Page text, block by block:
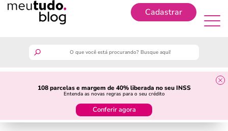
Cadastrar
108 parcelas e margem de 40% liberada no seu INSS
Entenda as novas regras para o seu crédito
Conferir agora
guia do trabalhador